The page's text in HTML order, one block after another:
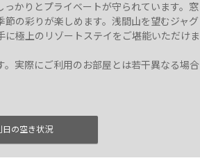
かりとプライベートが守られています。窓
の彩りが楽しめます。浅間山を望むジャグ
極上のリゾートステイをご堪能いただけま
実際にご利用のお部屋とは若干異なる場合
日の空き状況